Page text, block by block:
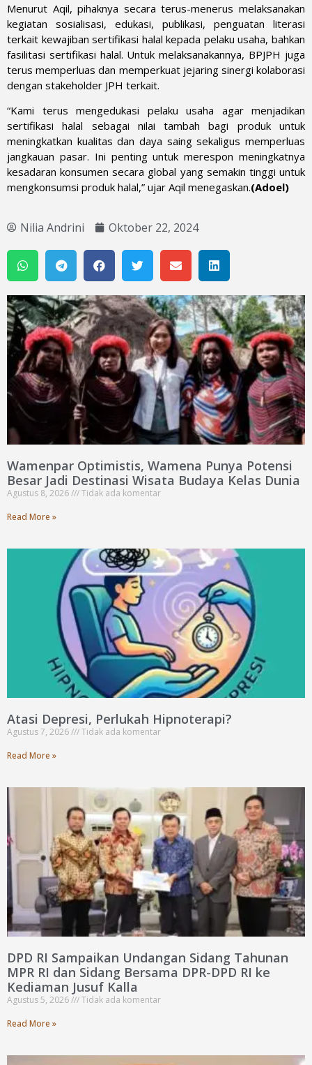
Menurut Aqil, pihaknya secara terus-menerus melaksanakan
kegiatan sosialisasi, edukasi, publikasi, penguatan literasi
terkait kewajiban sertifikasi halal kepada pelaku usaha, bahkan
fasilitasi sertifikasi halal. Untuk melaksanakannya, BPJPH juga
terus memperluas dan memperkuat jejaring sinergi kolaborasi
dengan stakeholder JPH terkait.
“Kami terus mengedukasi pelaku usaha agar menjadikan
sertifikasi halal sebagai nilai tambah bagi produk untuk
meningkatkan kualitas dan daya saing sekaligus memperluas
jangkauan pasar. Ini penting untuk merespon meningkatnya
kesadaran konsumen secara global yang semakin tinggi untuk
mengkonsumsi produk halal,” ujar Aqil menegaskan.(Adoel)
Nilia Andrini Oktober 22, 2024
Wamenpar Optimistis, Wamena Punya Potensi
Besar Jadi Destinasi Wisata Budaya Kelas Dunia
Agustus 8, 2026
Tidak ada komentar
Read More »
Atasi Depresi, Perlukah Hipnoterapi?
Agustus 7, 2026
Tidak ada komentar
Read More »
DPD RI Sampaikan Undangan Sidang Tahunan
MPR RI dan Sidang Bersama DPR-DPD RI ke
Kediaman Jusuf Kalla
Agustus 5, 2026
Tidak ada komentar
Read More »